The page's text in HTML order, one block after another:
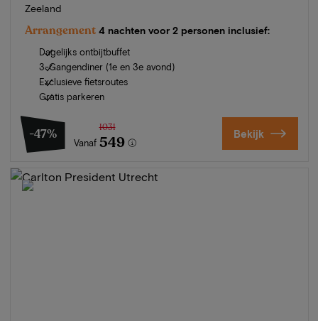
Zeeland
Arrangement 4 nachten voor 2 personen inclusief:
Dagelijks ontbijtbuffet
3-Gangendiner (1e en 3e avond)
Exclusieve fietsroutes
Gratis parkeren
-47%
Vanaf
1031
549 Bekijk